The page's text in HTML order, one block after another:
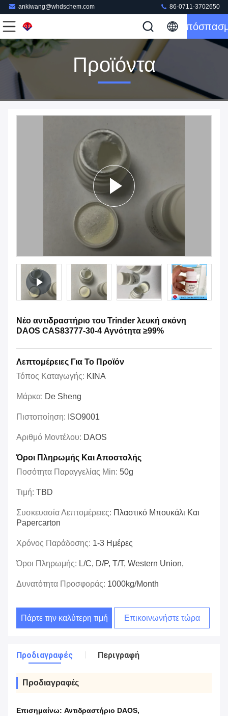
ankiwang@whdschem.com 86-0711-3702650
Προϊόντα
Νέο αντιδραστήριο του Trinder λευκή σκόνη
DAOS CAS83777-30-4 Αγνότητα ≥99%
Λεπτομέρειες Για Το Προϊόν
Τόπος Καταγωγής: ΚΙΝΑ
Μάρκα: De Sheng
Πιστοποίηση: ISO9001
Αριθμό Μοντέλου: DAOS
Όροι Πληρωμής Και Αποστολής
Ποσότητα Παραγγελίας Min: 50g
Τιμή: TBD
Συσκευασία Λεπτομέρειες: Πλαστικό Μπουκάλι Και
Papercarton
Χρόνος Παράδοσης: 1-3 Ημέρες
Όροι Πληρωμής: L/C, D/P, T/T, Western Union,
Δυνατότητα Προσφοράς: 1000kg/Month
Πάρτε την καλύτερη τιμή Επικοινωνήστε τώρα
Προδιαγραφές Περιγραφή
Προδιαγραφές
Επισημαίνω: Αντιδραστήριο DAOS,